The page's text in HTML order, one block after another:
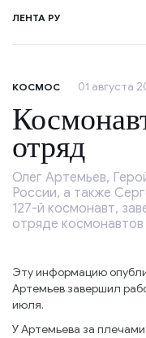
ЛЕНТА РУ
КОСМОС 01 августа
отряд
Олег Артемьев,
России, а также
127-й космонавт,
отряде
Эту информацию
Артемьев завершил
июля.
У Артемьева за